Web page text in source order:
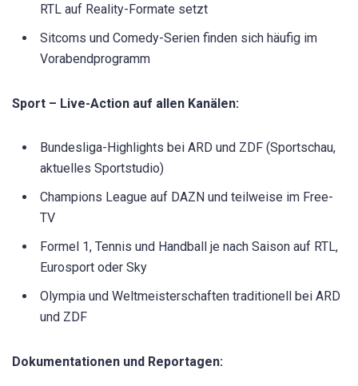
RTL auf Reality-Formate setzt
Sitcoms und Comedy-Serien finden sich häufig im
Vorabendprogramm
Sport – Live-Action auf allen Kanälen:
Bundesliga-Highlights bei ARD und ZDF (Sportschau,
aktuelles Sportstudio)
Champions League auf DAZN und teilweise im Free-
TV
Formel 1, Tennis und Handball je nach Saison auf RTL,
Eurosport oder Sky
Olympia und Weltmeisterschaften traditionell bei ARD
und ZDF
Dokumentationen und Reportagen: